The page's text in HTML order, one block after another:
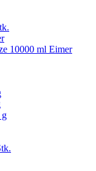
10000 ml Eimer
g